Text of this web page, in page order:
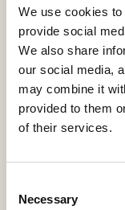
We use cookies
provide social
We also share
our social media,
may combine it
provided to them
of their services.
Selection
Necessary
mouton pour enfants
120 USD